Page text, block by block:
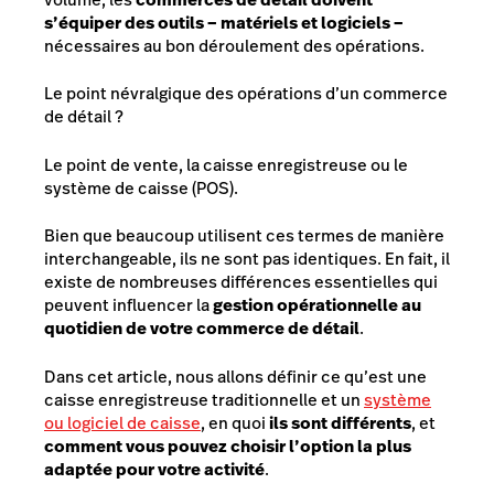
s’équiper des outils – matériels et logiciels –
nécessaires au bon déroulement des opérations.
Le point névralgique des opérations d’un commerce
de détail ?
Le point de vente, la caisse enregistreuse ou le
système de caisse (POS).
Bien que beaucoup utilisent ces termes de manière
interchangeable, ils ne sont pas identiques. En fait, il
existe de nombreuses différences essentielles qui
peuvent influencer lagestion opérationnelle au
quotidien de votre commerce de détail.
Dans cet article, nous allons définir ce qu’est une
caisse enregistreuse traditionnelle et unsystème
ou logiciel de caisse, en quoiils sont différents, et
comment vous pouvez choisir l’option la plus
adaptée pour votre activité.